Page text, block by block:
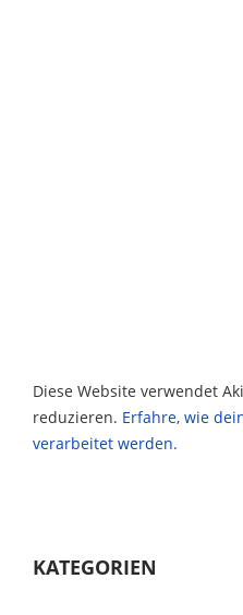
Diese Website verwendet
reduzieren. Erfahre, wie
verarbeitet werden.
KATEGORIEN